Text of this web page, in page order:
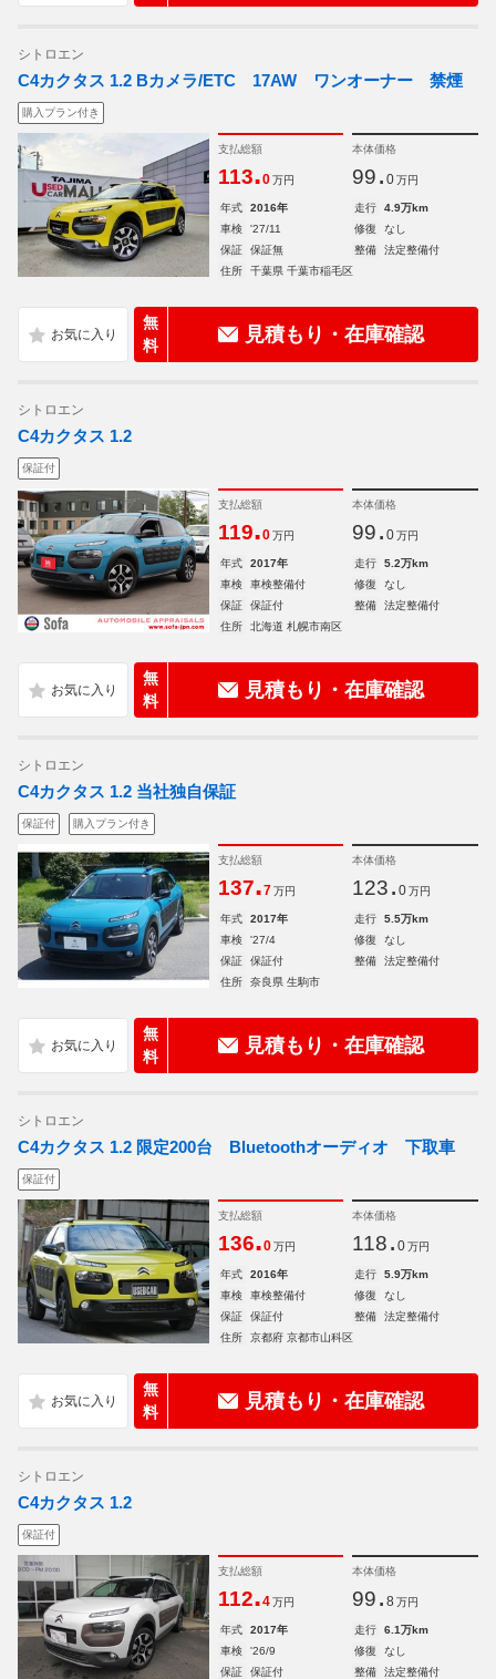
シトロエン
C4カクタス 1.2 Bカメラ/ETC 17AW ワンオーナー 禁煙
購入プラン付き
支払総額
113.0 万円
本体価格
99. 0 万円
年式 2016年 走行
4.9万km
車検
'27/11 修復
なし
保証
保証無 整備
法定整備付
住所
千葉県 千葉市稲毛区
無
料
見積もり・在庫確認
シトロエン
C4カクタス 1.2
保証付
支払総額
119.0 万円
本体価格
99. 0 万円
年式 2017年 走行
5.2万km
車検
車検整備付 修復
なし
保証
保証付 整備
法定整備付
住所
北海道 札幌市南区
無
料
見積もり・在庫確認
シトロエン
C4カクタス 1.2 当社独自保証
保証付 購入プラン付き
支払総額
137.7 万円
本体価格
123. 0 万円
年式 2017年 走行
5.5万km
車検
'27/4 修復
なし
保証
保証付 整備
法定整備付
住所
奈良県 生駒市
無
料
見積もり・在庫確認
シトロエン
C4カクタス 1.2 限定200台 Bluetoothオーディオ 下取車
保証付
支払総額
136.0 万円
本体価格
118. 0 万円
年式 2016年 走行
5.9万km
車検
車検整備付 修復
なし
保証
保証付 整備
法定整備付
住所
京都府 京都市山科区
無
料
見積もり・在庫確認
シトロエン
C4カクタス 1.2
保証付
支払総額
112.4 万円
本体価格
99. 8 万円
年式 2017年 走行
6.1万km
車検
'26/9 修復
なし
保証
保証付 整備 法定整備付